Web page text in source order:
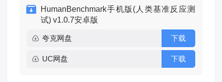
HumanBenchmark手机版(人类基准反应测
试) v1.0.7安卓版
夸克网盘 下载
UC网盘 下载